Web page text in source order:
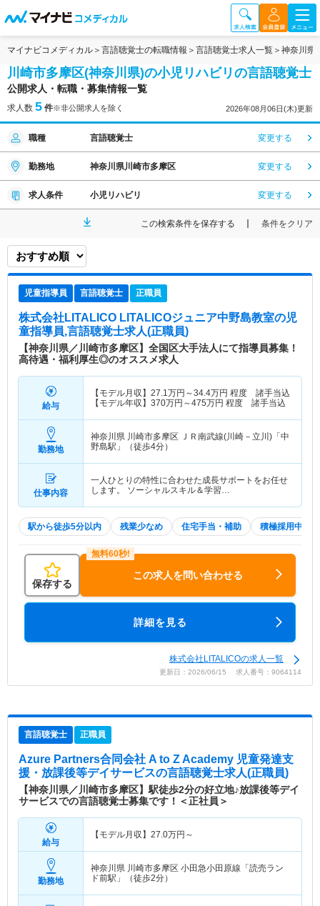
マイナビコメディカル 言語聴覚士の転職情報 言語聴覚士求人一覧 神奈川県
川崎市多摩区(神奈川県)の小児リハビリの言語聴覚士
公開求人・転職・募集情報一覧
求人数 5 件※非公開求人を除く 2026年08月06日(木)更新
職種 言語聴覚士 変更する
勤務地 神奈川県川崎市多摩区 変更する
求人条件 小児リハビリ 変更する
この検索条件を保存する 条件をクリア
児童指導員 言語聴覚士 正職員
株式会社LITALICO LITALICOジュニア中野島教室の児
童指導員,言語聴覚士求人(正職員)
【神奈川県／川崎市多摩区】全国区大手法人にて指導員募集！
高待遇・福利厚生◎のオススメ求人
給与
【モデル月収】 27.1万円～34.4万円 程度 諸手当込
【モデル年収】 370万円～475万円 程度 諸手当込
勤務地
神奈川県 川崎市多摩区 ＪＲ南武線(川崎－立川)「中
野島駅」（徒歩4分）
仕事内容
一人ひとりの特性に合わせた成長サポートをお任せ
します。 ソーシャルスキル＆学習…
駅から徒歩5分以内 残業少なめ 住宅手当・補助 積極採用中
保存する
この求人を問い合わせる
詳細を見る
株式会社LITALICOの求人一覧
更新日：2026/06/15 求人番号：9064114
言語聴覚士 正職員
Azure Partners合同会社 A to Z Academy 児童発達支
援・放課後等デイサービスの言語聴覚士求人(正職員)
【神奈川県／川崎市多摩区】駅徒歩2分の好立地♪放課後等デイ
サービスでの言語聴覚士募集です！＜正社員＞
給与
【モデル月収】 27.0万円～
勤務地
神奈川県 川崎市多摩区 小田急小田原線「読売ラン
ド前駅」（徒歩2分）